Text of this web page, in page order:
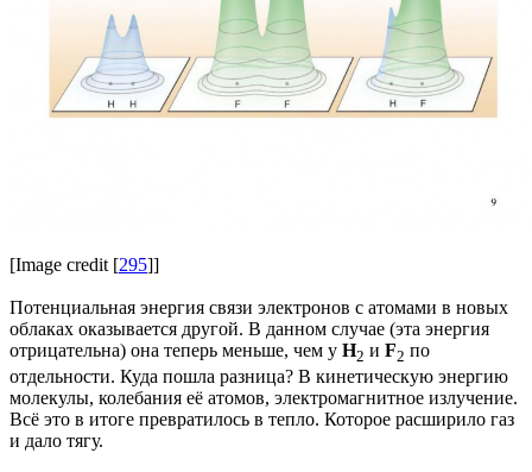
[Image credit [295]]
Потенциальная энергия связи электронов с атомами в новых
облаках оказывается другой. В данном случае (эта энергия
отрицательна) она теперь меньше, чем у H2 и F2 по
отдельности. Куда пошла разница? В кинетическую энергию
молекулы, колебания её атомов, электромагнитное излучение.
Всё это в итоге превратилось в тепло. Которое расширило газ
и дало тягу.